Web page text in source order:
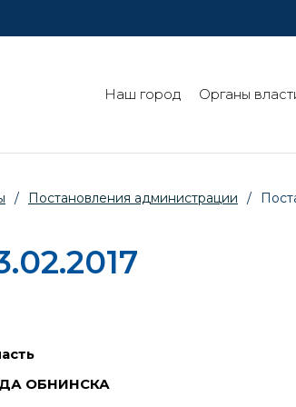
Наш город Органы
/ Постановления администрации /
ОБНИНСКА